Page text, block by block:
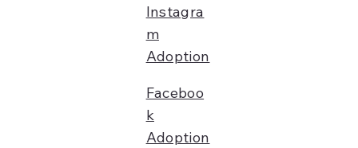
Instagra
m
Adoption
Faceboo
k
Adoption